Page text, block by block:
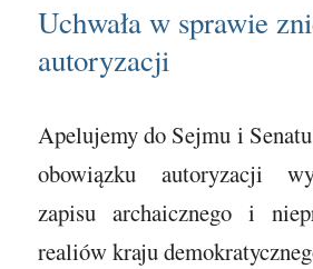
Uchwała w sprawie
autoryzacji
Apelujemy do Sejmu i
obowiązku autoryzacji
zapisu archaicznego i
realiów kraju